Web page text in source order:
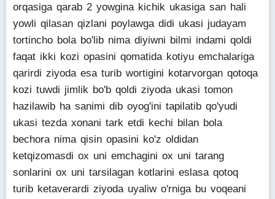
orqasiga qarab 2 yowgina kichik ukasiga san hali
yowli qilasan qizlani poylawga didi ukasi judayam
tortincho bola bo'lib nima diyiwni bilmi indami qoldi
faqat ikki kozi opasini qomatida kotiyu emchalariga
qarirdi ziyoda esa turib wortigini kotarvorgan qotoqa
kozi tuwdi jimlik bo'b qoldi ziyoda ukasi tomon
hazilawib ha sanimi dib oyog'ini tapilatib qo'yudi
ukasi tezda xonani tark etdi kechi bilan bola
bechora nima qisin opasini ko'z oldidan
ketqizomasdi ox uni emchagini ox uni tarang
sonlarini ox uni tarsilagan kotlarini eslasa qotoq
turib ketaverardi ziyoda uyaliw o'rniga bu voqeani